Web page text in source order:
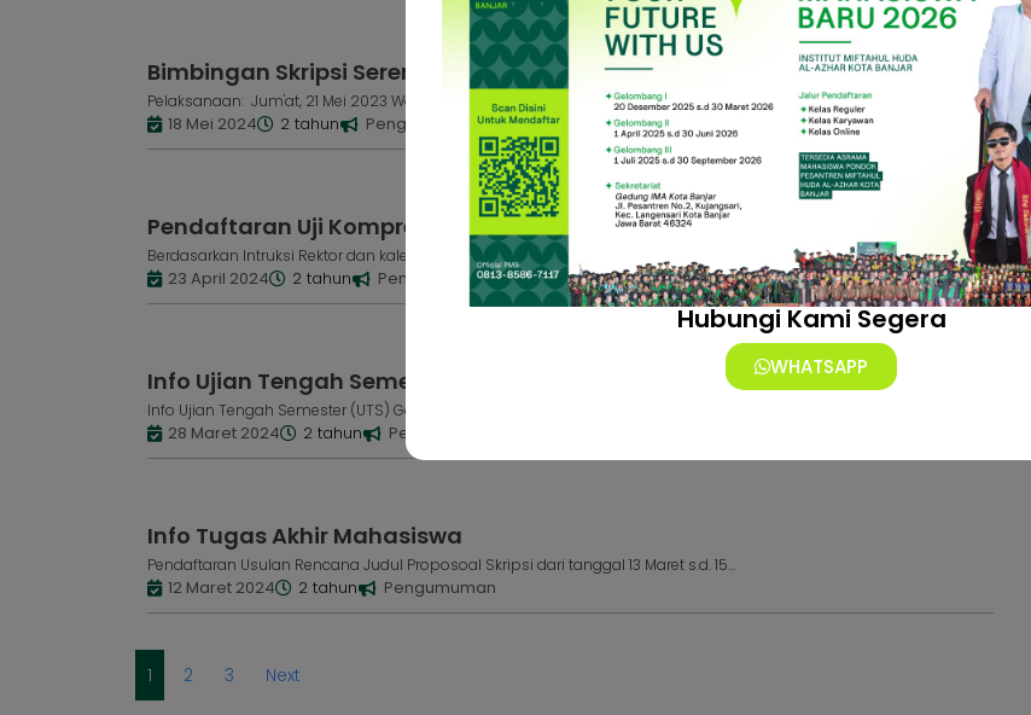
Bimbingan Skripsi Serentak Th. Akademik ...
Pelaksanaan: Jum'at, 21 Mei 2023 Waktu: 08.00 s.d 09.00 WIB Tempat: Kampus IMA ...
18 Mei 2024 2 tahun Pengumuman
Pendaftaran Uji Komprehensif Dan Bimbing...
Berdasarkan Intruksi Rektor dan kalender Akademik Tahun 2023/2024 kami informasi...
23 April 2024 2 tahun Pengumuman
Info Ujian Tengah Semester (UTS) Genap T...
Info Ujian Tengah Semester (UTS) Genap TH. Akademik 2023/2024 Pelaksanaan UTS Se...
28 Maret 2024 2 tahun Pengumuman
Info Tugas Akhir Mahasiswa
Pendaftaran Usulan Rencana Judul Proposoal Skripsi dari tanggal 13 Maret s.d. 15...
12 Maret 2024 2 tahun Pengumuman
1 2 3 Next
Hubungi Kami Segera
WHATSAPP